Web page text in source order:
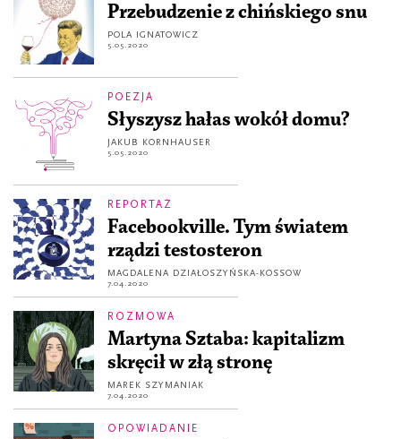
Przebudzenie z chińskiego snu
POLA IGNATOWICZ
5.05.2020
POEZJA
Słyszysz hałas wokół domu?
JAKUB KORNHAUSER
5.05.2020
REPORTAŻ
Facebookville. Tym światem
rządzi testosteron
MAGDALENA DZIAŁOSZYŃSKA-KOSSOW
7.04.2020
ROZMOWA
Martyna Sztaba: kapitalizm
skręcił w złą stronę
MAREK SZYMANIAK
7.04.2020
OPOWIADANIE